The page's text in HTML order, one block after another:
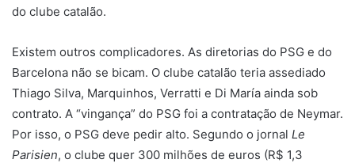
do clube catalão.
Existem outros complicadores. As diretorias do PSG e do
Barcelona não se bicam. O clube catalão teria assediado
Thiago Silva, Marquinhos, Verratti e Di María ainda sob
contrato. A “vingança” do PSG foi a contratação de Neymar.
Por isso, o PSG deve pedir alto. Segundo o jornal Le
Parisien, o clube quer 300 milhões de euros (R$ 1,3